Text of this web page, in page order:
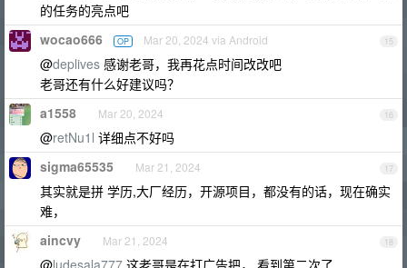
的任务的亮点吧
15
wocao666 OP Mar 20, 2024 via Android
@deplives 感谢老哥，我再花点时间改改吧
老哥还有什么好建议吗？
16
a1558 Mar 20, 2024
@retNu1l 详细点不好吗
17
sigma65535 Mar 21, 2024
其实就是拼 学历,大厂经历，开源项目，都没有的话，现在确实
难，
18
aincvy Mar 21, 2024
@ludesala777 这老哥是在打广告把， 看到第二次了